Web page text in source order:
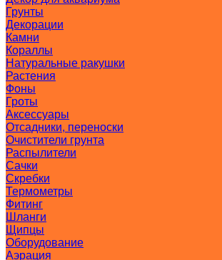
Грунты
Декорации
Камни
Кораллы
Натуральные ракушки
Растения
Фоны
Гроты
Аксессуары
Отсадники, переноски
Очистители грунта
Распылители
Сачки
Скребки
Термометры
Фитинг
Шланги
Щипцы
Оборудование
Аэрация